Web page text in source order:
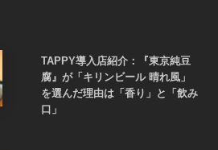
TAPPY導入店紹介：『東京純豆
腐』が「キリンビール 晴れ風」
を選んだ理由は「香り」と「飲み
口」